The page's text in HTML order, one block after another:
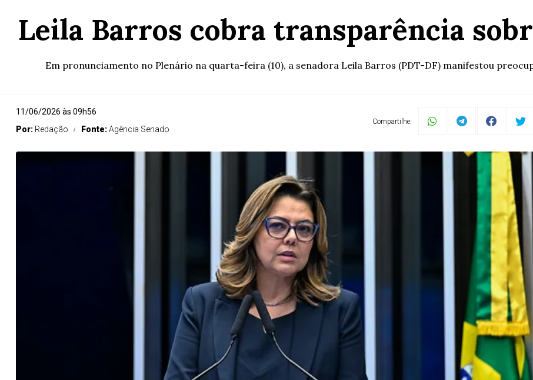
Leila Barros cobra transparência
Em pronunciamento no Plenário na quarta-feira (10), a senadora Leila Barros (PDT-DF) manifestou
11/06/2026 às 09h56
Por: Redação Fonte:Agência Senado
Compartilhe: